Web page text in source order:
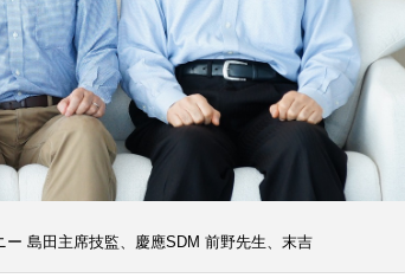
島田主席技監、慶應SDM 前野先生、末吉